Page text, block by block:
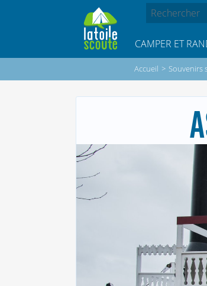
CAMPER ET
Accueil > Souvenirs